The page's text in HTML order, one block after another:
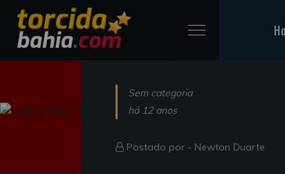
Sem categoria
há 12 anos
Postado por - Newton Duarte